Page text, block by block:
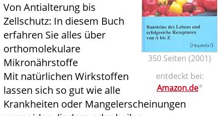
350 Seiten (2001)
entdeckt bei:
Amazon.de*
Von Antialterung bis
Zellschutz: In diesem Buch
erfahren Sie alles über
orthomolekulare
Mikronährstoffe
Mit natürlichen Wirkstoffen
lassen sich so gut wie alle
Krankheiten oder Mangelerscheinungen